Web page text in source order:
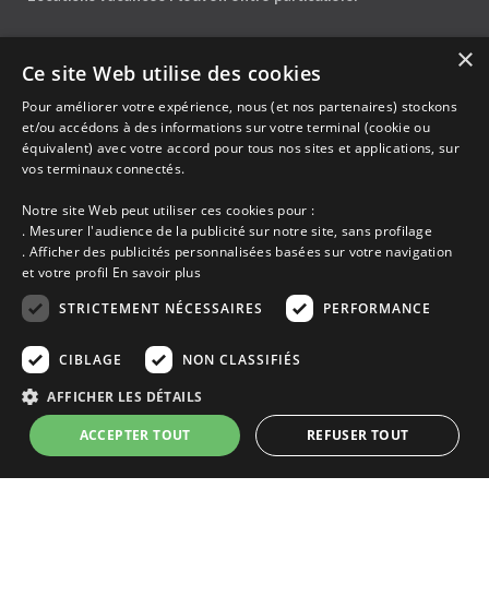
Accueil
Dernières minutes
Promotions
Découvrir les départements bretons
Qui sommes-nous ?
Espace propriétaire
Blog
Conditions générales
Mentions légales
Politique cookies
En partenariat avec Clévacances des Côtes d'Armor et du Finistère,
et grille de critères nationales pour certifier la qualité des hébergements
touristiques. C'est aussi un réseau de proximité avec une visite tous les 4
×
Ce site Web utilise des cookies
Pour améliorer votre expérience, nous (et nos partenaires) stockons
et/ou accédons à des informations sur votre terminal (cookie ou
équivalent) avec votre accord pour tous nos sites et applications, sur
vos terminaux connectés.
Notre site Web peut utiliser ces cookies pour :
. Mesurer l'audience de la publicité sur notre site, sans profilage
. Afficher des publicités personnalisées basées sur votre navigation
et votre profil En savoir plus
STRICTEMENT NÉCESSAIRES
PERFORMANCE
CIBLAGE NON CLASSIFIÉS
AFFICHER LES DÉTAILS
ACCEPTER TOUT REFUSER TOUT